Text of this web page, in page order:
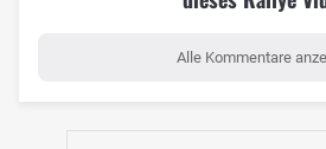
Alle Kommentare